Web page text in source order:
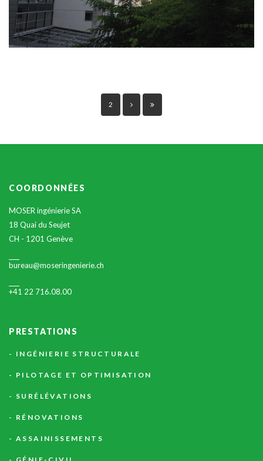
2
COORDONNÉES
MOSER ingénierie SA
18 Quai du Seujet
CH - 1201 Genève
bureau@moseringenierie.ch
+41 22 716.08.00
PRESTATIONS
INGÉNIERIE STRUCTURALE
PILOTAGE ET OPTIMISATION
SURÉLÉVATIONS
RÉNOVATIONS
ASSAINISSEMENTS